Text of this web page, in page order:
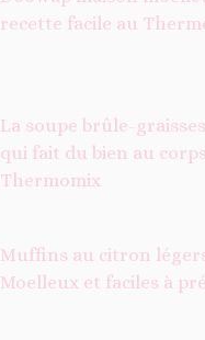
recette facile au
La soupe brûle-
qui fait du bien au
Thermomix
Muffins au citron
Moelleux et faciles à